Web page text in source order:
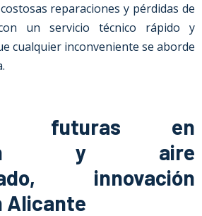
reparaciones y pérdidas de
un servicio técnico rápido y
cualquier inconveniente se aborde
futuras en
y aire
innovación
Alicante